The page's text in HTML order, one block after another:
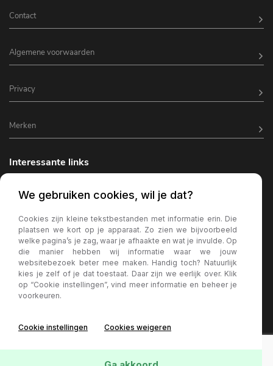
Contact
Algemene voorwaarden
Privacy
Merken
Interessante links
Horeca inrichting
Horeca terrasverlichting
Kantine inrichting
Terrasstoelen
Wachtkamer bank
We gebruiken cookies, wil je dat?
Cookies zijn kleine tekstbestanden met informatie erin. Die
plaatsen we kort op je apparaat. Zo zien we bijvoorbeeld
welke pagina’s je zag, waar je afhaakte en wat je invulde. Op
die manier hebben wij informatie waar we jouw
websitebezoek beter mee maken. Handig toch? Natuurlijk
kies je zelf of je dat toestaat. Daar zijn we eerlijk over. Klik
op “Cookie instellingen”, vind meer informatie en beheer je
voorkeuren.
Cookie instellingen Cookies weigeren